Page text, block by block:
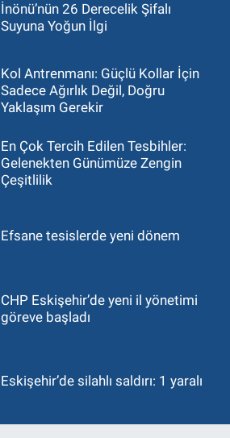
İnönü’nün 26 Derecelik Şifalı
Suyuna Yoğun İlgi
Kol Antrenmanı: Güçlü Kollar İçin
Sadece Ağırlık Değil, Doğru
Yaklaşım Gerekir
En Çok Tercih Edilen Tesbihler:
Gelenekten Günümüze Zengin
Çeşitlilik
Efsane tesislerde yeni dönem
CHP Eskişehir’de yeni il yönetimi
göreve başladı
Eskişehir’de silahlı saldırı: 1 yaralı